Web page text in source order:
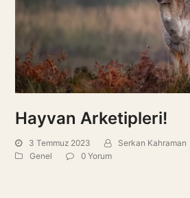
Hayvan Arketipleri!
3 Temmuz 2023 Serkan Kahraman
Genel
0 Yorum